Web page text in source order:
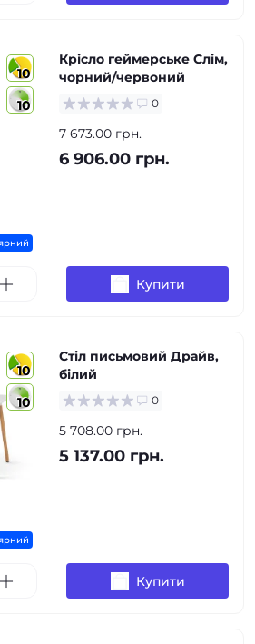
10
10
Крісло геймерське Слім,
чорний/червоний
0
7 673.00 грн.
6 906.00 грн.
Купити
10
10
Стіл письмовий Драйв,
білий
0
5 708.00 грн.
5 137.00 грн.
Купити